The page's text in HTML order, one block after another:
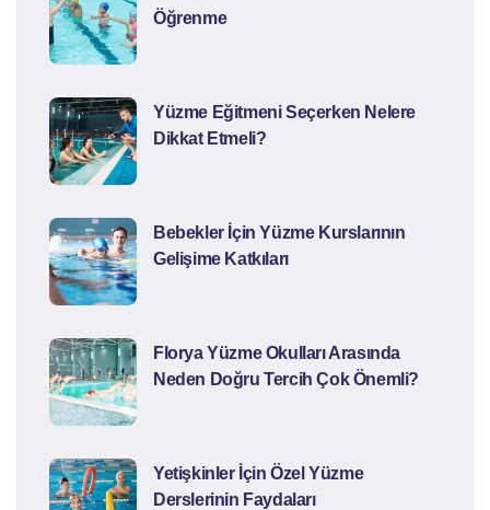
Öğrenme
Yüzme Eğitmeni Seçerken Nelere
Dikkat Etmeli?
Bebekler İçin Yüzme Kurslarının
Gelişime Katkıları
Florya Yüzme Okulları Arasında
Neden Doğru Tercih Çok Önemli?
Yetişkinler İçin Özel Yüzme
Derslerinin Faydaları